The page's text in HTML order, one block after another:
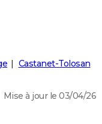
Castanet-Tolosan
Mise à jour le 03/04/26